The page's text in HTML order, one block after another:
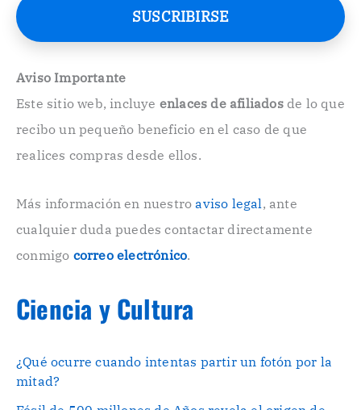
e
o
e
t
ó
n
o
.
SUSCRIBIRSE
Aviso Importante
Este sitio web, incluye enlaces de afiliadosde lo que
recibo un pequeño beneficio en el caso de que
realices compras desde ellos.
Más información en nuestroaviso legal, ante
cualquier duda puedes contactar directamente
conmigo correo electrónico.
Ciencia y Cultura
¿Qué ocurre cuando intentas partir un fotón por la
mitad?